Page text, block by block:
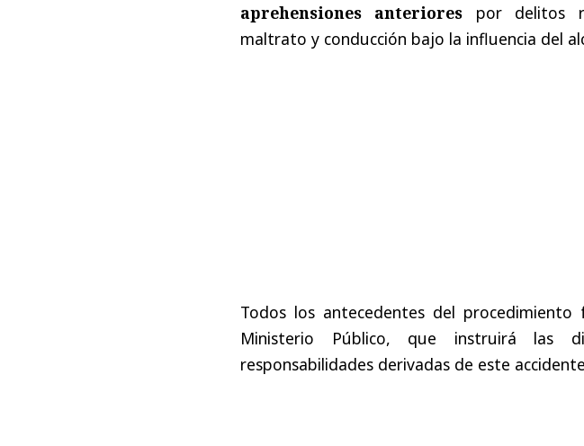
aprehensiones anteriores por delitos
maltrato y conducción bajo la influencia del
Todos los antecedentes del
Ministerio Público, que instruirá las
responsabilidades derivadas de este